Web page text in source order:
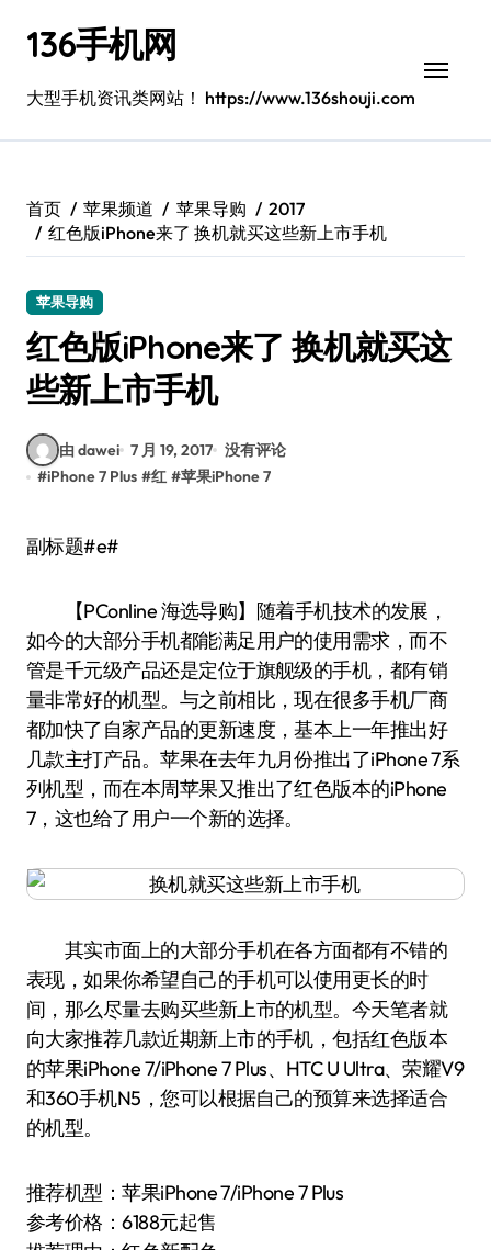
136手机网
大型手机资讯类网站！ https://www.136shouji.com
首页 苹果频道 苹果导购
2017
红色版iPhone来了 换机就买这些新上市手机
苹果导购
红色版iPhone来了 换机就买这
些新上市手机
由 dawei 7 月 19, 2017 没有评论
#iPhone 7 Plus #红 #苹果iPhone 7
副标题#e#
【PConline 海选导购】随着手机技术的发展，
如今的大部分手机都能满足用户的使用需求，而不
管是千元级产品还是定位于旗舰级的手机，都有销
量非常好的机型。与之前相比，现在很多手机厂商
都加快了自家产品的更新速度，基本上一年推出好
几款主打产品。苹果在去年九月份推出了iPhone 7系
列机型，而在本周苹果又推出了红色版本的iPhone
7，这也给了用户一个新的选择。
其实市面上的大部分手机在各方面都有不错的
表现，如果你希望自己的手机可以使用更长的时
间，那么尽量去购买些新上市的机型。今天笔者就
向大家推荐几款近期新上市的手机，包括红色版本
的苹果iPhone 7/iPhone 7 Plus、HTC U Ultra、荣耀V9
和360手机N5，您可以根据自己的预算来选择适合
的机型。
推荐机型：苹果iPhone 7/iPhone 7 Plus
参考价格：6188元起售